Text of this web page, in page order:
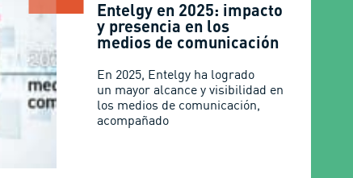
Entelgy en 2025: impacto
y presencia en los
medios de comunicación
En 2025, Entelgy ha logrado
un mayor alcance y visibilidad en
los medios de comunicación,
acompañado